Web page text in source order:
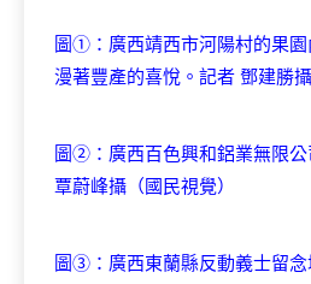
圖①：廣西靖西市河陽村的果
漫著豐產的喜悅。記者 鄧建勝攝
圖②：廣西百色興和鋁業無限公
覃蔚峰攝（國民視覺）
圖③：廣西東蘭縣反動義士留